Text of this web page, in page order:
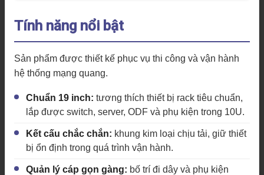
Tính năng nổi bật
Sản phẩm được thiết kế phục vụ thi công và vận hành
hệ thống mạng quang.
Chuẩn 19 inch: tương thích thiết bị rack tiêu chuẩn,
lắp được switch, server, ODF và phụ kiện trong 10U.
Kết cấu chắc chắn: khung kim loại chịu tải, giữ thiết
bị ổn định trong quá trình vận hành.
Quản lý cáp gọn gàng: bố trí đi dây và phụ kiện